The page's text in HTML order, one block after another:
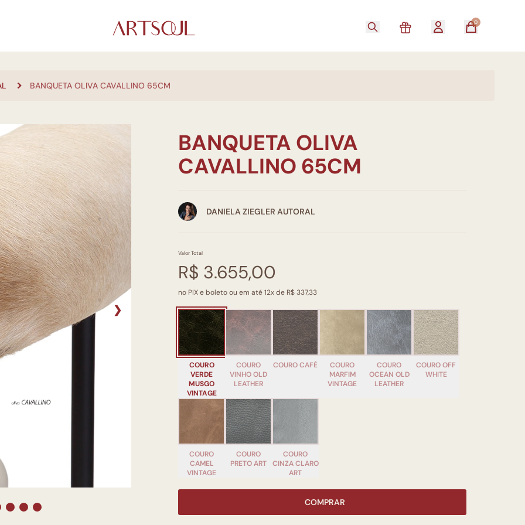
0
BANQUETA OLIVA CAVALLINO 65CM
❯
BANQUETA OLIVA
CAVALLINO 65CM
DANIELA ZIEGLER AUTORAL
Valor Total
R$ 3.655,00
no PIX e boleto ou em até 12x de R$ 337,33
COURO
VERDE
MUSGO
VINTAGE
COURO
VINHO OLD
LEATHER
COURO CAFÉ
COURO
MARFIM
VINTAGE
COURO
OCEAN OLD
LEATHER
COURO OFF
WHITE
COURO
CAMEL
VINTAGE
COURO
PRETO ART
COURO
CINZA CLARO
ART
COMPRAR